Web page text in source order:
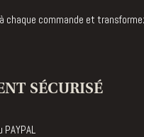
chaque commande et
SÉCURISÉ